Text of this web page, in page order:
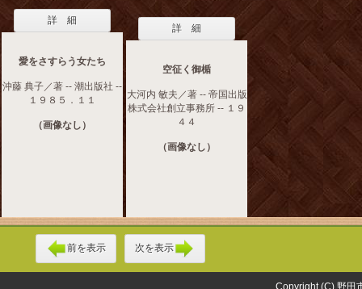
詳 細
愛をさすらう女たち
沖藤 典子／著 -- 潮出版社 --
１９８５．１１
（画像なし）
詳 細
空征く御楯
大河内 敏夫／著 -- 帝国出版
株式会社創立事務所 -- １９
４４
（画像なし）
前を表示 次を表示
Copyright (C) 野田